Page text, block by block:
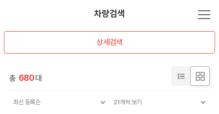
상세검색
차량검색
총 680대